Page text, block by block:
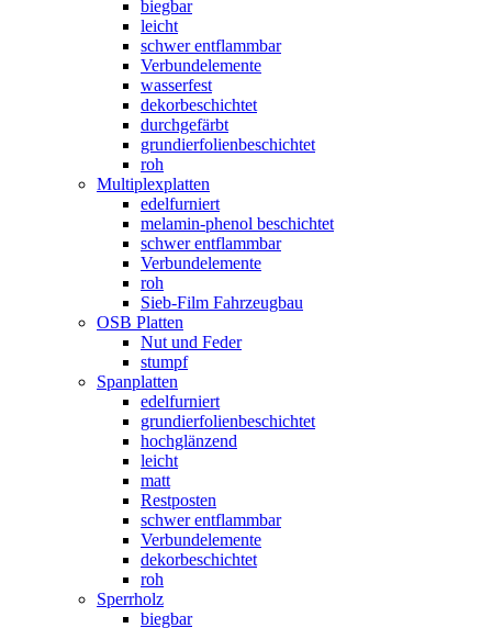
biegbar
leicht
schwer entflammbar
Verbundelemente
wasserfest
dekorbeschichtet
durchgefärbt
grundierfolienbeschichtet
roh
Multiplexplatten
edelfurniert
melamin-phenol beschichtet
schwer entflammbar
Verbundelemente
roh
Sieb-Film Fahrzeugbau
OSB Platten
Nut und Feder
stumpf
Spanplatten
edelfurniert
grundierfolienbeschichtet
hochglänzend
leicht
matt
Restposten
schwer entflammbar
Verbundelemente
dekorbeschichtet
roh
Sperrholz
biegbar